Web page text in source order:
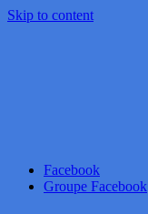
Skip to content
Facebook
Groupe Facebook